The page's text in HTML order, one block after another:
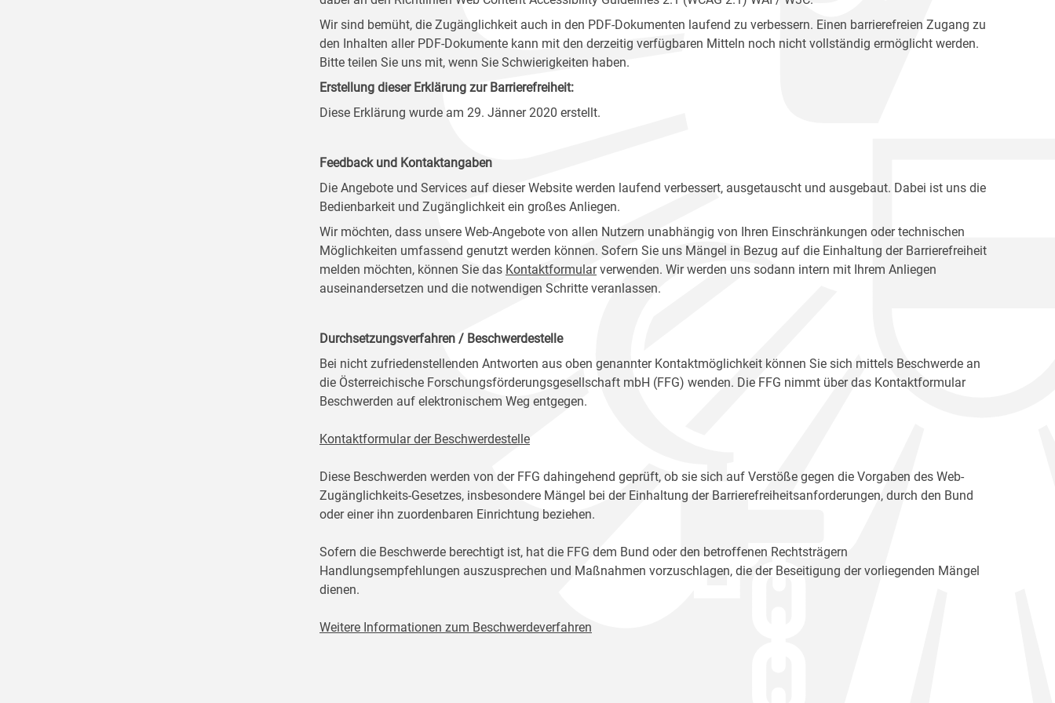
Wir sind bemüht, die Zugänglichkeit auch in den PDF-Dokumenten laufend zu verbessern. Einen barrierefreien Zugang zu
den Inhalten aller PDF-Dokumente kann mit den derzeitig verfügbaren Mitteln noch nicht vollständig ermöglicht werden.
Bitte teilen Sie uns mit, wenn Sie Schwierigkeiten haben.
Erstellung dieser Erklärung zur Barrierefreiheit:
Diese Erklärung wurde am 29. Jänner 2020 erstellt.
Feedback und Kontaktangaben
Die Angebote und Services auf dieser Website werden laufend verbessert, ausgetauscht und ausgebaut. Dabei ist uns die
Bedienbarkeit und Zugänglichkeit ein großes Anliegen.
Wir möchten, dass unsere Web-Angebote von allen Nutzern unabhängig von Ihren Einschränkungen oder technischen
Möglichkeiten umfassend genutzt werden können. Sofern Sie uns Mängel in Bezug auf die Einhaltung der Barrierefreiheit
melden möchten, können Sie das Kontaktformularverwenden. Wir werden uns sodann intern mit Ihrem Anliegen
auseinandersetzen und die notwendigen Schritte veranlassen.
Durchsetzungsverfahren / Beschwerdestelle
Bei nicht zufriedenstellenden Antworten aus oben genannter Kontaktmöglichkeit können Sie sich mittels Beschwerde an
die Österreichische Forschungsförderungsgesellschaft mbH (FFG) wenden. Die FFG nimmt über das Kontaktformular
Beschwerden auf elektronischem Weg entgegen.
Kontaktformular der Beschwerdestelle
Diese Beschwerden werden von der FFG dahingehend geprüft, ob sie sich auf Verstöße gegen die Vorgaben des Web-
Zugänglichkeits-Gesetzes, insbesondere Mängel bei der Einhaltung der Barrierefreiheitsanforderungen, durch den Bund
oder einer ihn zuordenbaren Einrichtung beziehen.
Sofern die Beschwerde berechtigt ist, hat die FFG dem Bund oder den betroffenen Rechtsträgern
Handlungsempfehlungen auszusprechen und Maßnahmen vorzuschlagen, die der Beseitigung der vorliegenden Mängel
dienen.
Weitere Informationen zum Beschwerdeverfahren